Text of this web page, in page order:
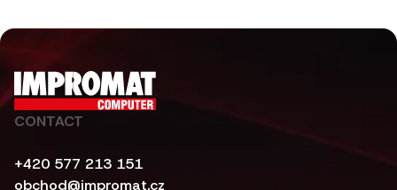
CONTACT
+420 577 213 151
obchod@impromat.cz